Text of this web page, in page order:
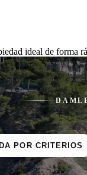
ideal de forma
POR CRITERIOS